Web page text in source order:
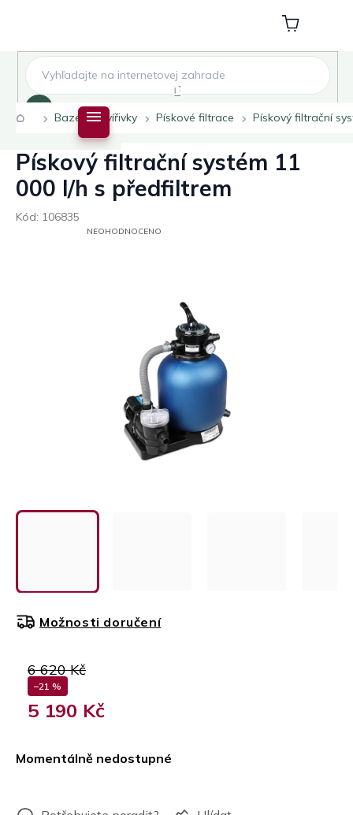
Nákupní
košík
DomůBazény a vířivky Pískové filtrace Pískový filtrační
Pískový filtrační systém 11
000 l/h s předfiltrem
Kód: 106835
PRŮMĚRNÉNEOHODNOCENO
6 620 Kč
–21 %
5 190 Kč
Momentálně nedostupné
Možnosti doručení